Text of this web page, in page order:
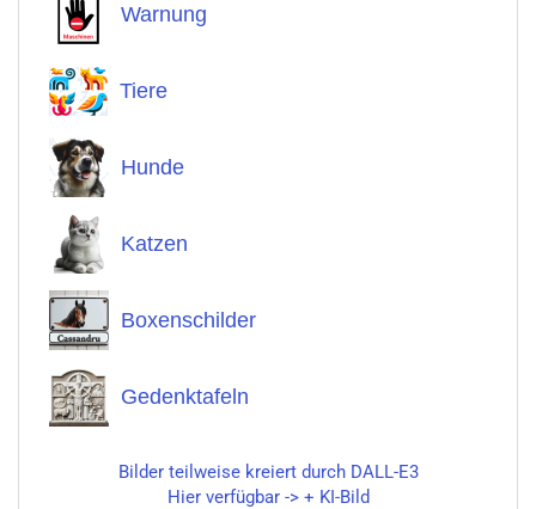
Warnung
Tiere
Hunde
Katzen
Boxenschilder
Gedenktafeln
Bilder teilweise kreiert durch DALL-E3
Hier verfügbar -> + KI-Bild